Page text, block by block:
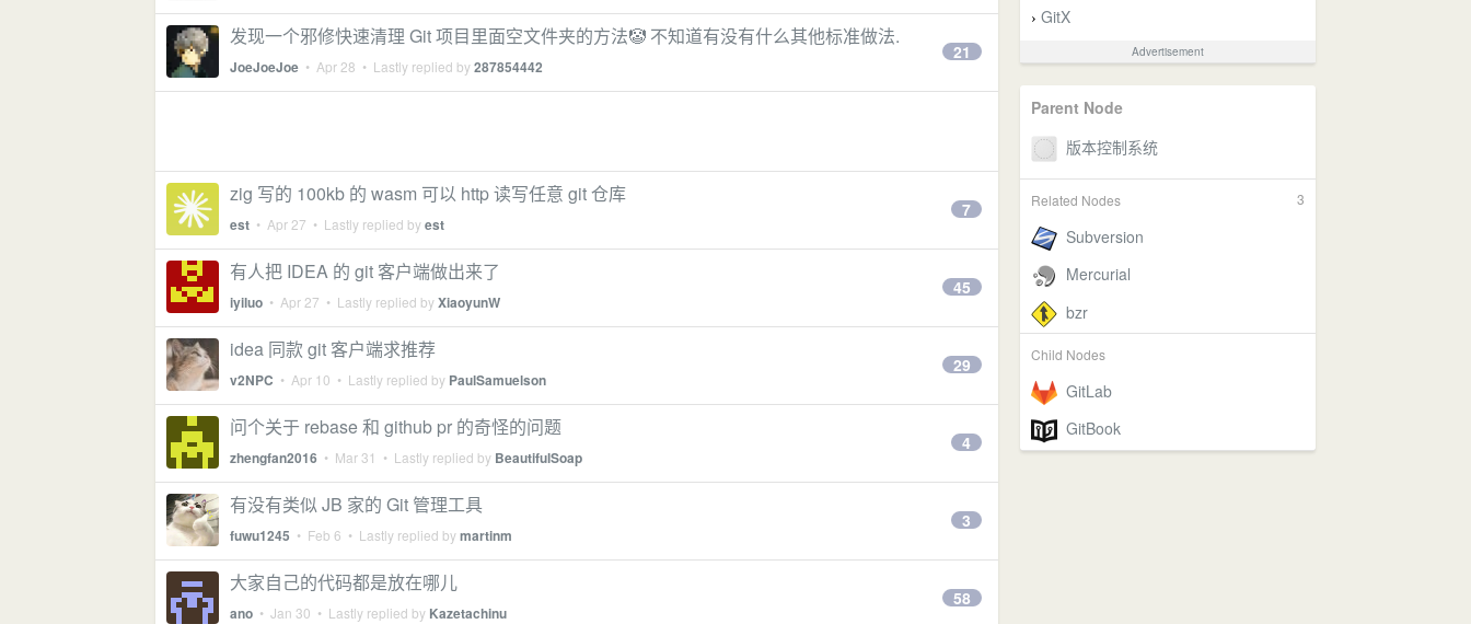
› GitX
Advertisement
Parent Node
3
Related Nodes
Child Nodes
发现一个邪修快速清理 Git 项目里面空文件夹的方法🤡 不知道有没有什么其他标准做法.
JoeJoeJoe • Apr 28 • Lastly replied by287854442
21
zig 写的 100kb 的 wasm 可以 http 读写任意 git 仓库
est • Apr 27 • Lastly replied byest
7
有人把 IDEA 的 git 客户端做出来了
iyiluo • Apr 27 • Lastly replied byXiaoyunW
45
idea 同款 git 客户端求推荐
v2NPC • Apr 10 • Lastly replied by PaulSamuelson
29
问个关于 rebase 和 github pr 的奇怪的问题
zhengfan2016 • Mar 31 • Lastly replied by BeautifulSoap
4
有没有类似 JB 家的 Git 管理工具
fuwu1245 • Feb 6 • Lastly replied bymartinm
3
大家自己的代码都是放在哪儿
ano • Jan 30 • Lastly replied by Kazetachinu
58